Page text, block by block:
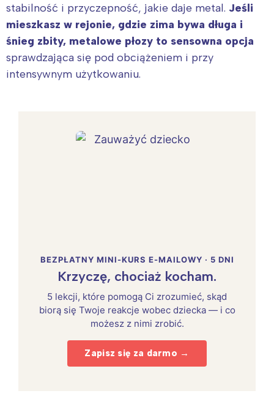
stabilność i przyczepność, jakie daje metal. Jeśli
mieszkasz w rejonie, gdzie zima bywa długa i
śnieg zbity, metalowe płozy to sensowna opcja
sprawdzająca się pod obciążeniem i przy
intensywnym użytkowaniu.
BEZPŁATNY MINI-KURS E-MAILOWY · 5 DNI
Krzyczę, chociaż kocham.
5 lekcji, które pomogą Ci zrozumieć, skąd
biorą się Twoje reakcje wobec dziecka — i co
możesz z nimi zrobić.
Zapisz się za darmo →